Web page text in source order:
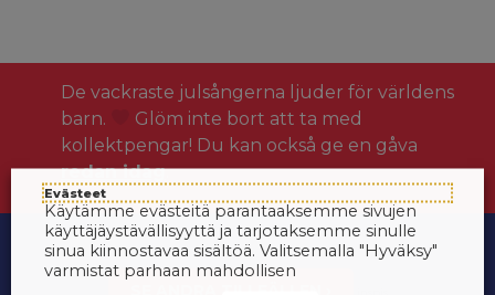
De vackraste julsångerna ljuder för världens
barn.
Glöm inte bort att ta med
kollektpengar! Du kan också ge en gåva
redan idag.
Evästeet
Käytämme evästeitä parantaaksemme sivujen
käyttäjäystävällisyyttä ja tarjotaksemme sinulle
sinua kiinnostavaa sisältöä. Valitsemalla "Hyväksy"
varmistat parhaan mahdollisen